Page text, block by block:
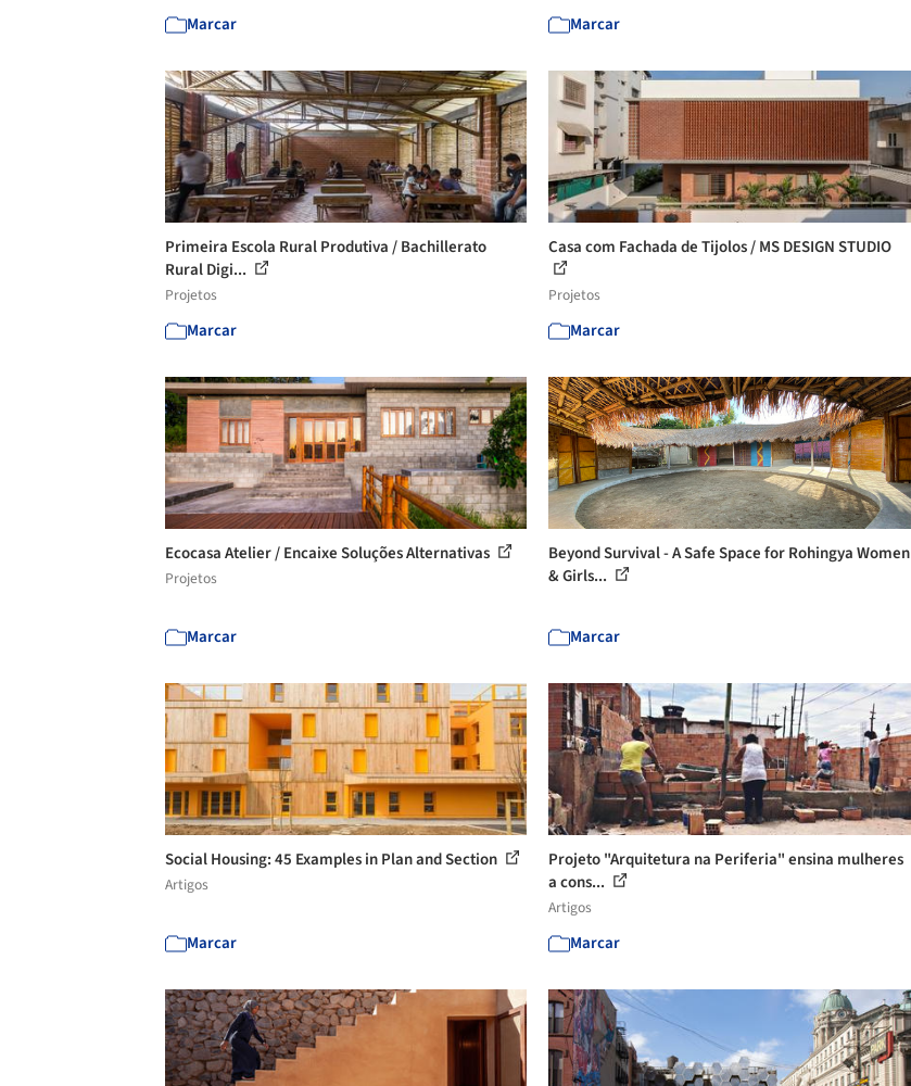
Marcar Marcar
Primeira Escola Rural Produtiva / Bachillerato
Rural Digi...
Projetos
Marcar
Casa com Fachada de Tijolos / MS DESIGN STUDIO
Projetos
Marcar
Ecocasa Atelier / Encaixe Soluções Alternativas
Projetos
Marcar
Beyond Survival - A Safe Space for Rohingya Women
& Girls...
Marcar
Social Housing: 45 Examples in Plan and Section
Artigos
Marcar
Projeto "Arquitetura na Periferia" ensina mulheres
a cons...
Artigos
Marcar